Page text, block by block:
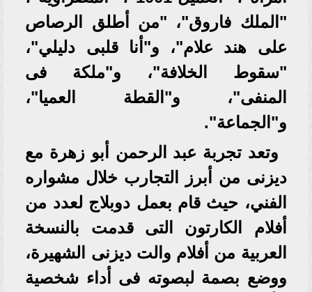
"الملك فاروق"، "من أطلق الرصاص
على هند علام"، و"أنا قلبى دليلي"،
"سقوط الخلافة"، و"ملكة فى
المنفى"، و"القطة العميا"،
و"الجماعة".
وتعد تجربة عبد الرحمن أبو زهرة مع
ديزنى من أبرز التجارب خلال مشواره
الفني، حيث قام بعمل دوبلاج لعدد من
أفلام الكارتون التى قدمت بالنسخة
العربية من أفلام والت ديزنى الشهيرة،
ووضع بصمة لبصوته فى أداء شخصية